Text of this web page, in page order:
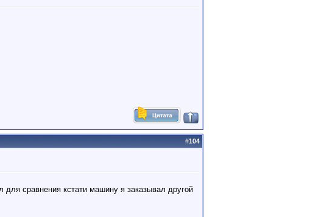
#104
сравнения кстати машину я заказывал другой